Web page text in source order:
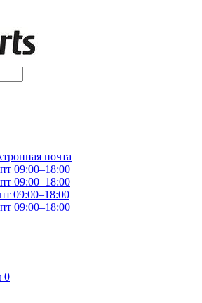
почта
09:00–18:00
09:00–18:00
09:00–18:00
09:00–18:00
0